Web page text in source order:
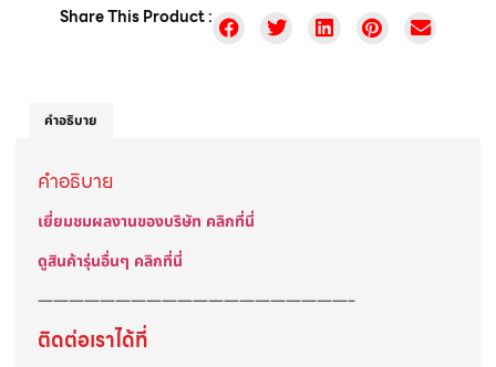
Share This Product :
คำอธิบาย
คำอธิบาย
เยี่ยมชมผลงานของบริษัท คลิกที่นี่
ดูสินค้ารุ่นอื่นๆ คลิกที่นี่
————————————————————–
ติดต่อเราได้ที่